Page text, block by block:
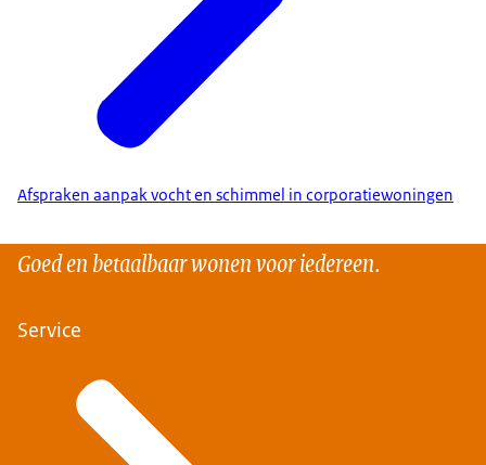
Afspraken aanpak vocht en schimmel in corporatiewoningen
Goed en betaalbaar wonen voor iedereen.
Service